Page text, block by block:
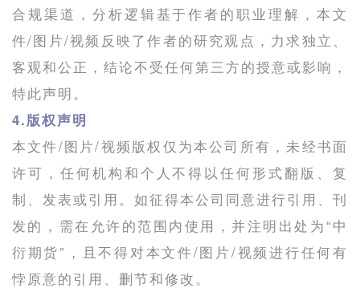
合规渠道，分析逻辑基于作者的职业理解，本文
件/图片/视频反映了作者的研究观点，力求独立、
客观和公正，结论不受任何第三方的授意或影响，
特此声明。
4.版权声明
本文件/图片/视频版权仅为本公司所有，未经书面
许可，任何机构和个人不得以任何形式翻版、复
制、发表或引用。如征得本公司同意进行引用、刊
发的，需在允许的范围内使用，并注明出处为“中
衍期货”，且不得对本文件/图片/视频进行任何有
悖原意的引用、删节和修改。